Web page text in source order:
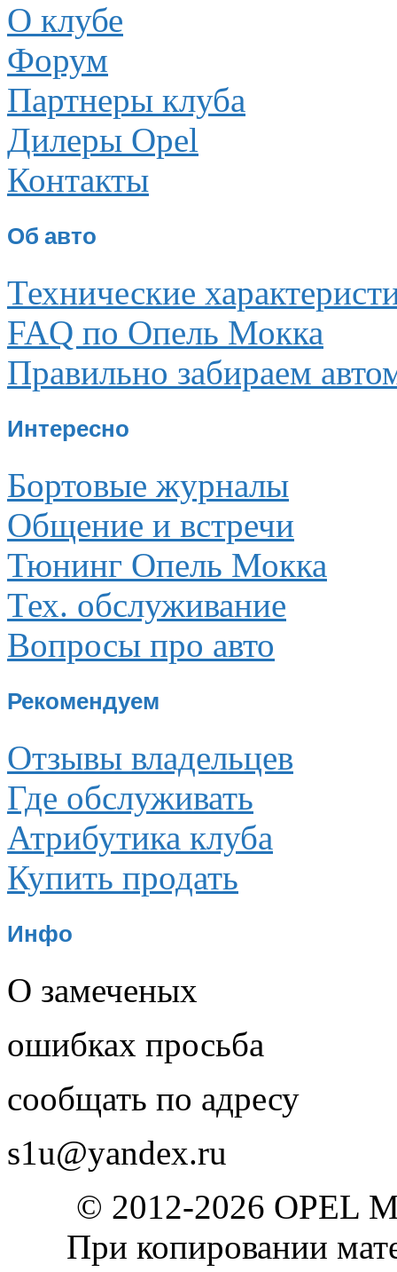
О клубе
Форум
Партнеры клуба
Дилеры Opel
Контакты
Об авто
Технические
FAQ по Опель Мокка
Правильно забираем
Интересно
Бортовые журналы
Общение и встречи
Тюнинг Опель Мокка
Тех. обслуживание
Вопросы про авто
Рекомендуем
Отзывы владельцев
Где обслуживать
Атрибутика клуба
Купить продать
Инфо
О замеченых
ошибках просьба
сообщать по адресу
s1u@yandex.ru
© 2012-2026 OPEL
При копировании